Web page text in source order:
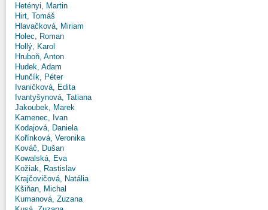
Hetényi, Martin
Hirt, Tomáš
Hlavačková, Miriam
Holec, Roman
Hollý, Karol
Hruboň, Anton
Hudek, Adam
Hunčík, Péter
Ivaničková, Edita
Ivantyšynová, Tatiana
Jakoubek, Marek
Kamenec, Ivan
Kodajová, Daniela
Kořínková, Veronika
Kováč, Dušan
Kowalská, Eva
Kožiak, Rastislav
Krajčovičová, Natália
Kšiňan, Michal
Kumanová, Zuzana